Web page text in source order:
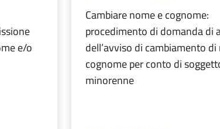
e/o
Cambiare nome e cognome:
procedimento di domanda di
dell’avviso di cambiamento
cognome per conto di
minorenne